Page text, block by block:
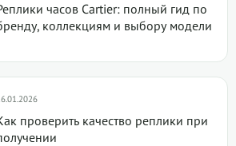
часов Cartier: полный гид по
коллекциям и выбору модели
проверить качество реплики при